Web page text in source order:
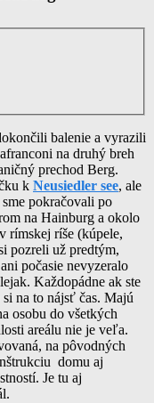
balenie a vyrazili
na druhý breh
prechod Berg.
k Neusiedler see, ale
pokračovali po
na Hainburg a okolo
rímskej ríše (kúpele,
pozreli už predtým,
počasie nevyzeralo
Každopádne ak ste
na to nájsť čas. Majú
osobu do všetkých
areálu nie je veľa.
na pôvodných
domu aj
Je tu aj